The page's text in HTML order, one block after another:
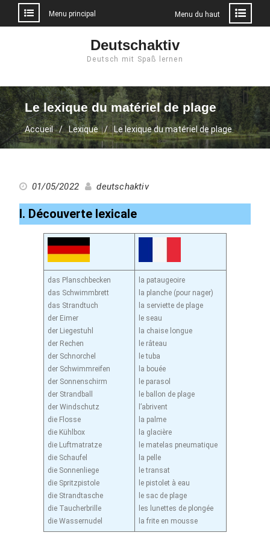
Menu principal Menu du haut
Deutschaktiv
Deutsch mit Spaß lernen
Le lexique du matériel de plage
Accueil Lexique Le lexique du matériel de plage
01/05/2022 deutschaktiv
I. Découverte lexicale
das Planschbecken
das Schwimmbrett
das Strandtuch
der Eimer
der Liegestuhl
der Rechen
der Schnorchel
der Schwimmreifen
der Sonnenschirm
der Strandball
der Windschutz
die Flosse
die Kühlbox
die Luftmatratze
die Schaufel
die Sonnenliege
die Spritzpistole
die Strandtasche
die Taucherbrille
die Wassernudel
la pataugeoire
la planche (pour nager)
la serviette de plage
le seau
la chaise longue
le râteau
le tuba
la bouée
le parasol
le ballon de plage
l’abrivent
la palme
la glacière
le matelas pneumatique
la pelle
le transat
le pistolet à eau
le sac de plage
les lunettes de plongée
la frite en mousse